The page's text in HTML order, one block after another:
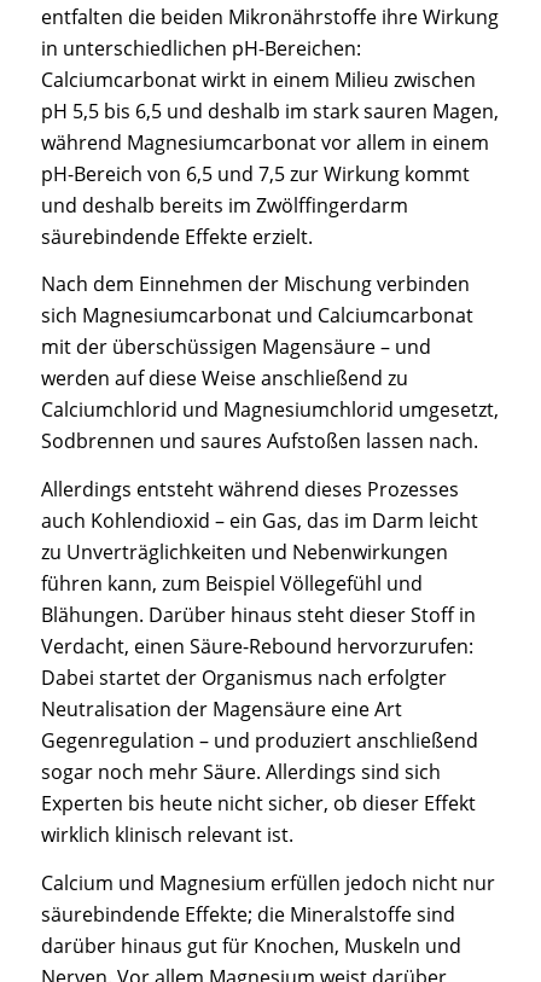
entfalten die beiden Mikronährstoffe ihre Wirkung
in unterschiedlichen pH-Bereichen:
Calciumcarbonat wirkt in einem Milieu zwischen
pH 5,5 bis 6,5 und deshalb im stark sauren Magen,
während Magnesiumcarbonat vor allem in einem
pH-Bereich von 6,5 und 7,5 zur Wirkung kommt
und deshalb bereits im Zwölffingerdarm
säurebindende Effekte erzielt.
Nach dem Einnehmen der Mischung verbinden
sich Magnesiumcarbonat und Calciumcarbonat
mit der überschüssigen Magensäure – und
werden auf diese Weise anschließend zu
Calciumchlorid und Magnesiumchlorid umgesetzt,
Sodbrennen und saures Aufstoßen lassen nach.
Allerdings entsteht während dieses Prozesses
auch Kohlendioxid – ein Gas, das im Darm leicht
zu Unverträglichkeiten und Nebenwirkungen
führen kann, zum Beispiel Völlegefühl und
Blähungen. Darüber hinaus steht dieser Stoff in
Verdacht, einen Säure-Rebound hervorzurufen:
Dabei startet der Organismus nach erfolgter
Neutralisation der Magensäure eine Art
Gegenregulation – und produziert anschließend
sogar noch mehr Säure. Allerdings sind sich
Experten bis heute nicht sicher, ob dieser Effekt
wirklich klinisch relevant ist.
Calcium und Magnesium erfüllen jedoch nicht nur
säurebindende Effekte; die Mineralstoffe sind
darüber hinaus gut für Knochen, Muskeln und